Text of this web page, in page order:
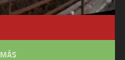
MÁS